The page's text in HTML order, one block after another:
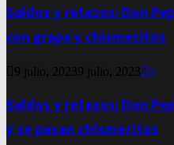
Saldos y retazos: Don
con grapa y chismecitos
9 julio, 20239 julio, 2023 0
Saldos y retazos: Don
y se pasan chismecitos